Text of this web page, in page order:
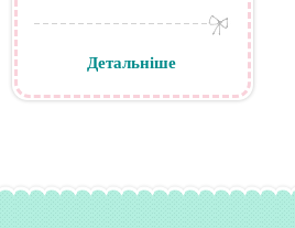
Детальніше